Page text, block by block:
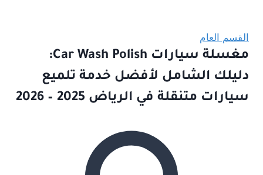
القسم العام
مغسلة سيارات Car Wash Polish:
دليلك الشامل لأفضل خدمة تلميع
سيارات متنقلة في الرياض 2025 – 2026